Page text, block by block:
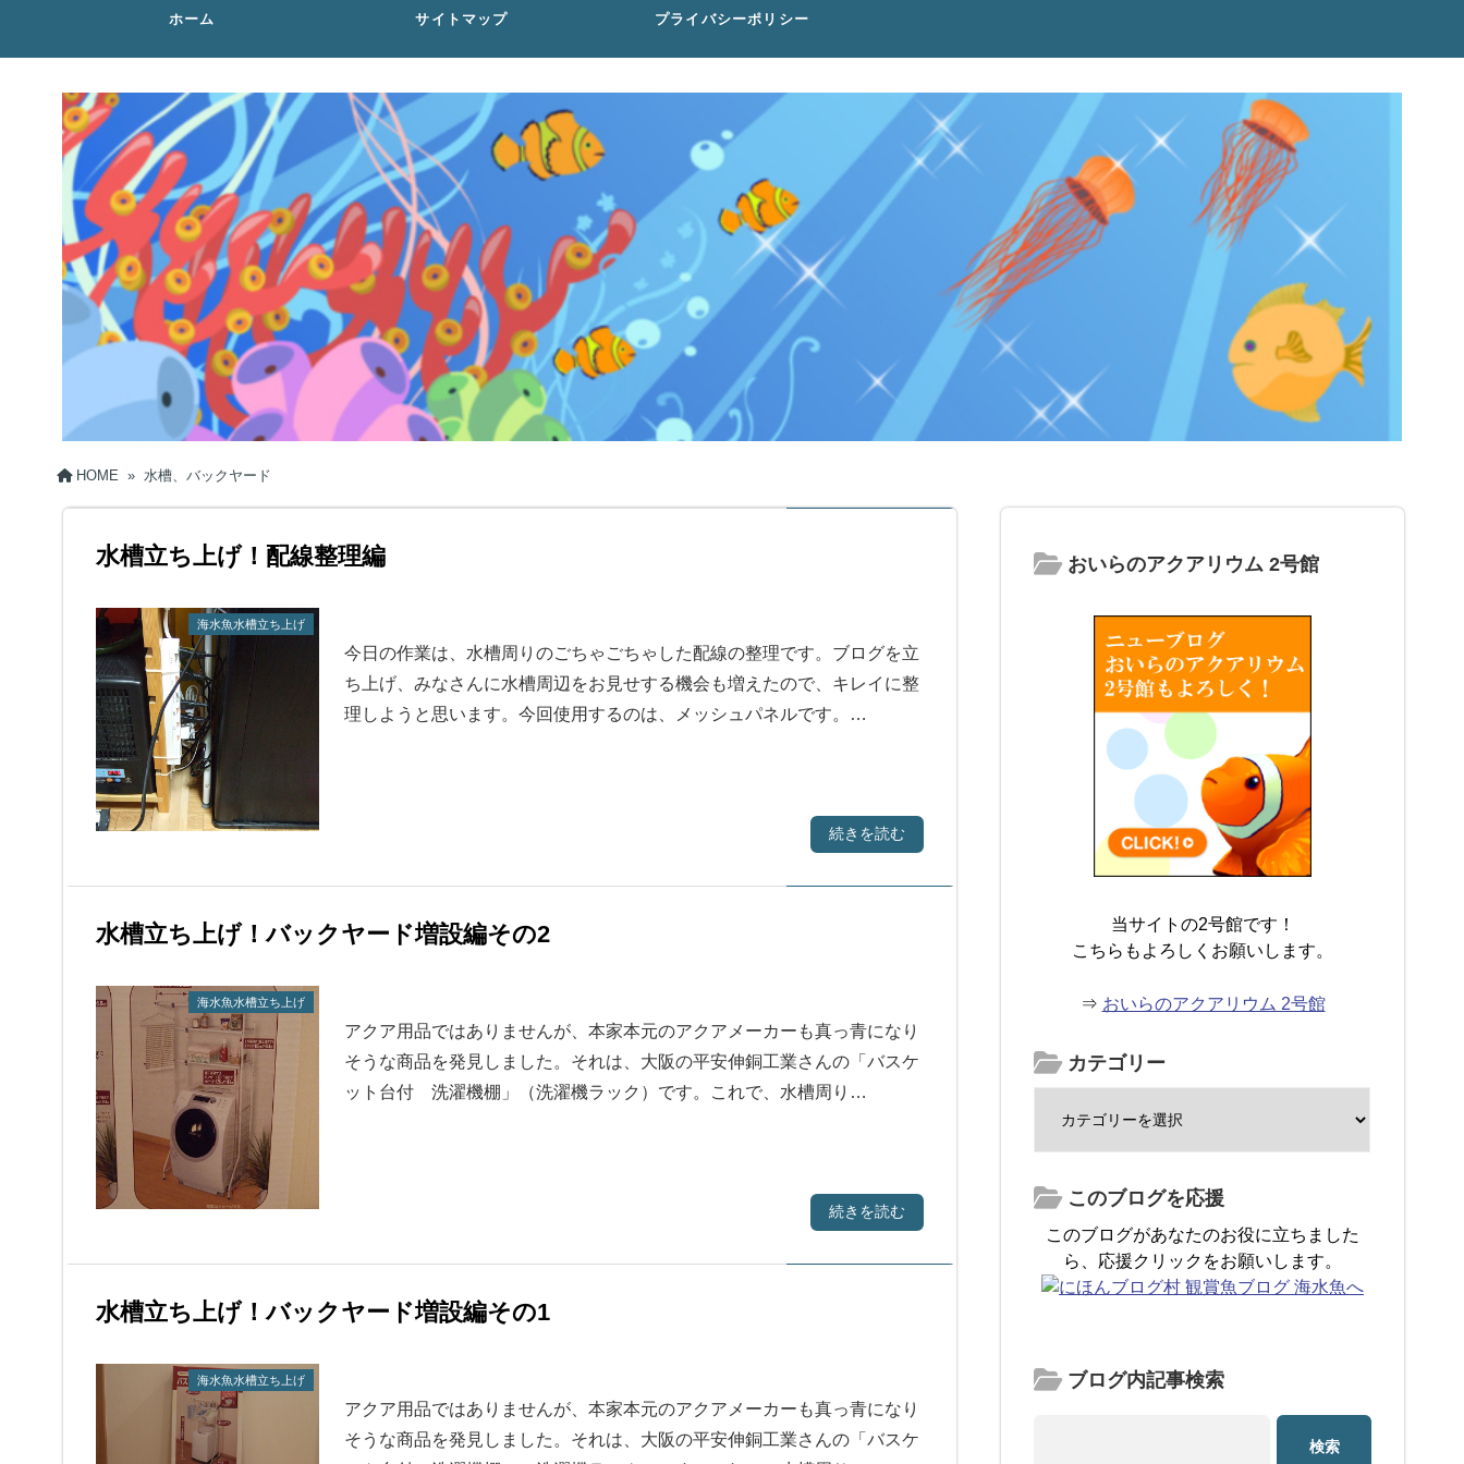
ホーム サイトマップ プライバシーポリシー
HOME » 水槽、バックヤード
水槽立ち上げ！配線整理編
海水魚水槽立ち上げ
今日の作業は、水槽周りのごちゃごちゃした配線の整理です。ブログを立
ち上げ、みなさんに水槽周辺をお見せする機会も増えたので、キレイに整
理しようと思います。今回使用するのは、メッシュパネルです。…
続きを読む
水槽立ち上げ！バックヤード増設編その2
海水魚水槽立ち上げ
アクア用品ではありませんが、本家本元のアクアメーカーも真っ青になり
そうな商品を発見しました。それは、大阪の平安伸銅工業さんの「バスケ
ット台付 洗濯機棚」（洗濯機ラック）です。これで、水槽周り…
続きを読む
水槽立ち上げ！バックヤード増設編その1
海水魚水槽立ち上げ
アクア用品ではありませんが、本家本元のアクアメーカーも真っ青になり
そうな商品を発見しました。それは、大阪の平安伸銅工業さんの「バスケ
おいらのアクアリウム 2号館
当サイトの2号館です！
こちらもよろしくお願いします。
⇒ おいらのアクアリウム 2号館
カテゴリー
このブログを応援
このブログがあなたのお役に立ちました
ら、応援クリックをお願いします。
ブログ内記事検索